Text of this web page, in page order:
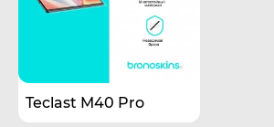
Teclast M40 Pro